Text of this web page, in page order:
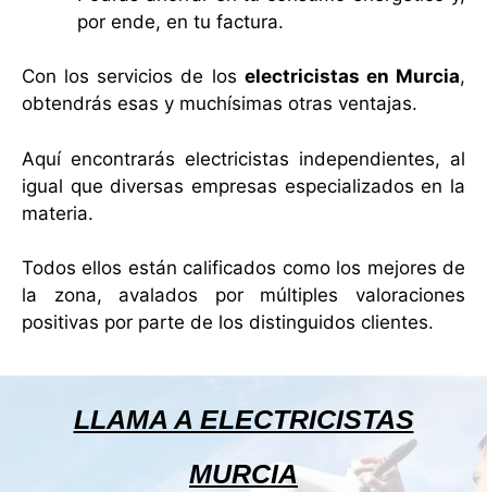
por ende, en tu factura.
Con los servicios de los electricistas en Murcia,
obtendrás esas y muchísimas otras ventajas.
Aquí encontrarás electricistas independientes, al
igual que diversas empresas especializados en la
materia.
Todos ellos están calificados como los mejores de
la zona, avalados por múltiples valoraciones
positivas por parte de los distinguidos clientes.
LLAMA A ELECTRICISTAS
MURCIA